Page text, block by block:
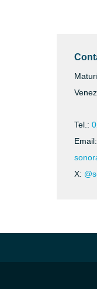
Tel.:
Email:
X: